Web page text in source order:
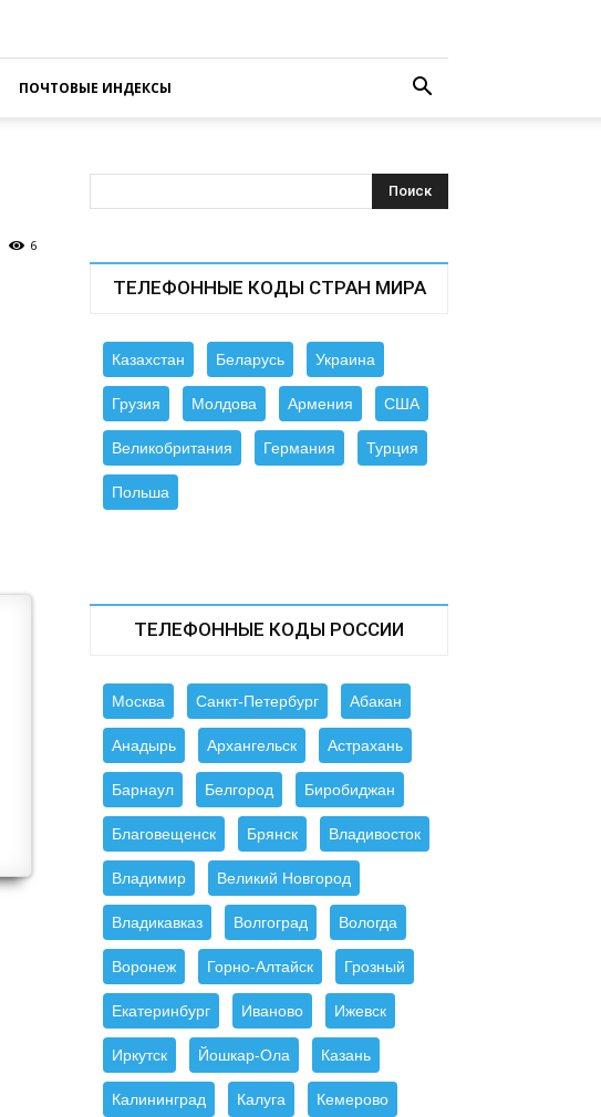
ПОЧТОВЫЕ ИНДЕКСЫ
6
ТЕЛЕФОННЫЕ КОДЫ СТРАН МИРА
Казахстан Беларусь Украина
Грузия Молдова Армения США
Великобритания Германия Турция
Польша
ТЕЛЕФОННЫЕ КОДЫ РОССИИ
Москва Санкт-Петербург Абакан
Анадырь Архангельск Астрахань
Барнаул Белгород Биробиджан
Благовещенск Брянск Владивосток
Владимир Великий Новгород
Владикавказ Волгоград Вологда
Воронеж Горно-Алтайск Грозный
Екатеринбург Иваново Ижевск
Иркутск Йошкар-Ола Казань
Калининград Калуга Кемерово